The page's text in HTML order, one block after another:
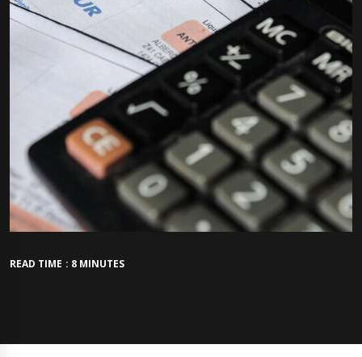
READ TIME : 8 MINUTES